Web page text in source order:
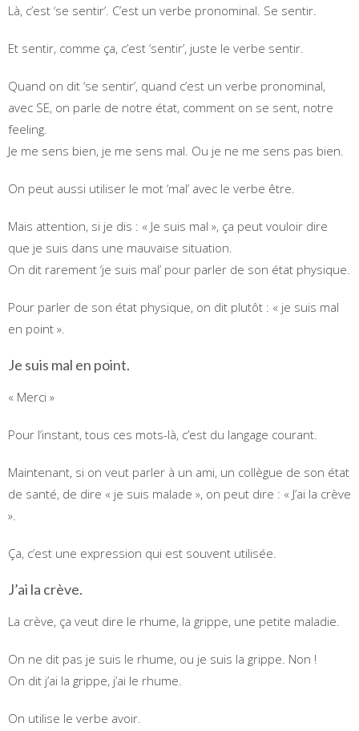
Là, c’est ‘se sentir’. C’est un verbe pronominal. Se sentir.
Et sentir, comme ça, c’est ‘sentir’, juste le verbe sentir.
Quand on dit ‘se sentir’, quand c’est un verbe pronominal,
avec SE, on parle de notre état, comment on se sent, notre
feeling.
Je me sens bien, je me sens mal. Ou je ne me sens pas bien.
On peut aussi utiliser le mot ‘mal’ avec le verbe être.
Mais attention, si je dis : « Je suis mal », ça peut vouloir dire
que je suis dans une mauvaise situation.
On dit rarement ‘je suis mal’ pour parler de son état physique.
Pour parler de son état physique, on dit plutôt : « je suis mal
en point ».
Je suis mal en point.
« Merci »
Pour l’instant, tous ces mots-là, c’est du langage courant.
Maintenant, si on veut parler à un ami, un collègue de son état
de santé, de dire « je suis malade », on peut dire : « J’ai la crève
».
Ça, c’est une expression qui est souvent utilisée.
J’ai la crève.
La crève, ça veut dire le rhume, la grippe, une petite maladie.
On ne dit pas je suis le rhume, ou je suis la grippe. Non !
On dit j’ai la grippe, j’ai le rhume.
On utilise le verbe avoir.